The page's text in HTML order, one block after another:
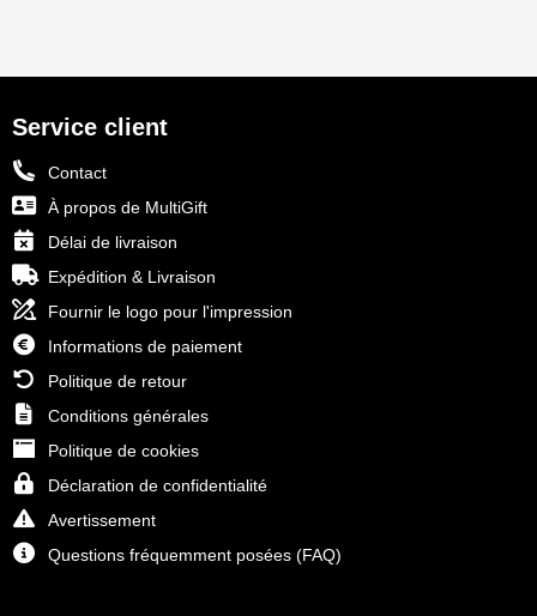
Service client
Contact
À propos de MultiGift
Délai de livraison
Expédition & Livraison
Fournir le logo pour l'impression
Informations de paiement
Politique de retour
Conditions générales
Politique de cookies
Déclaration de confidentialité
Avertissement
Questions fréquemment posées (FAQ)